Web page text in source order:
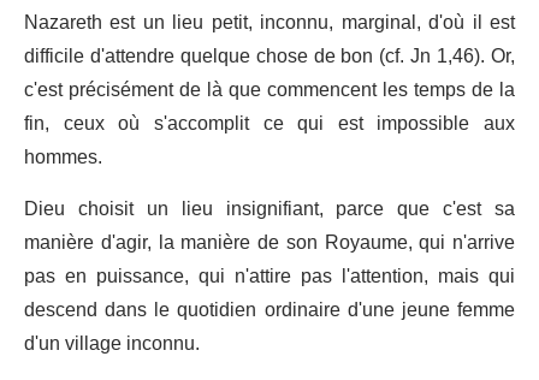
Nazareth est un lieu petit, inconnu, marginal, d'où il est
difficile d'attendre quelque chose de bon (cf. Jn 1,46). Or,
c'est précisément de là que commencent les temps de la
fin, ceux où s'accomplit ce qui est impossible aux
hommes.
Dieu choisit un lieu insignifiant, parce que c'est sa
manière d'agir, la manière de son Royaume, qui n'arrive
pas en puissance, qui n'attire pas l'attention, mais qui
descend dans le quotidien ordinaire d'une jeune femme
d'un village inconnu.